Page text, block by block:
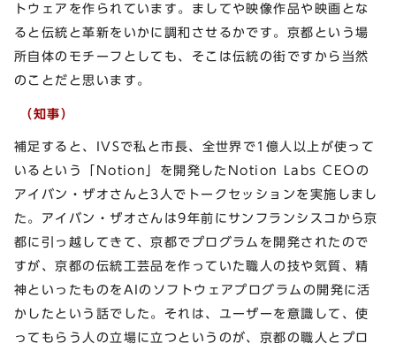
トウェアを作られています。ましてや映像作品や映画とな
ると伝統と革新をいかに調和させるかです。京都という場
所自体のモチーフとしても、そこは伝統の街ですから当然
のことだと思います。
（知事）
補足すると、IVSで私と市長、全世界で1億人以上が使って
いるという「Notion」を開発したNotion Labs CEOの
アイバン・ザオさんと3人でトークセッションを実施しまし
た。アイバン・ザオさんは9年前にサンフランシスコから京
都に引っ越してきて、京都でプログラムを開発されたので
すが、京都の伝統工芸品を作っていた職人の技や気質、精
神といったものをAIのソフトウェアプログラムの開発に活
かしたという話でした。それは、ユーザーを意識して、使
ってもらう人の立場に立つというのが、京都の職人とプロ